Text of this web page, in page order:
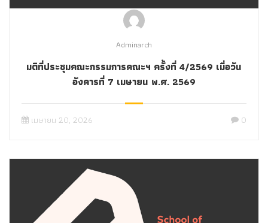
Adminarch
มติที่ประชุมคณะกรรมการคณะฯ ครั้งที่ 4/2569 เมื่อวัน
อังคารที่ 7 เมษายน พ.ศ. 2569
เมษายน 20, 2026 0